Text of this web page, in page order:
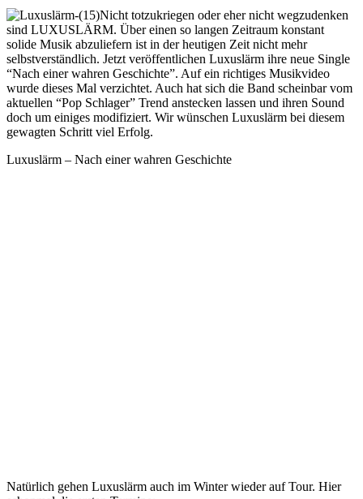
Nicht totzukriegen oder eher nicht wegzudenken
sind LUXUSLÄRM. Über einen so langen Zeitraum konstant
solide Musik abzuliefern ist in der heutigen Zeit nicht mehr
selbstverständlich. Jetzt veröffentlichen Luxuslärm ihre neue Single
“Nach einer wahren Geschichte”. Auf ein richtiges Musikvideo
wurde dieses Mal verzichtet. Auch hat sich die Band scheinbar vom
aktuellen “Pop Schlager” Trend anstecken lassen und ihren Sound
doch um einiges modifiziert. Wir wünschen Luxuslärm bei diesem
gewagten Schritt viel Erfolg.
Luxuslärm – Nach einer wahren Geschichte
Natürlich gehen Luxuslärm auch im Winter wieder auf Tour. Hier